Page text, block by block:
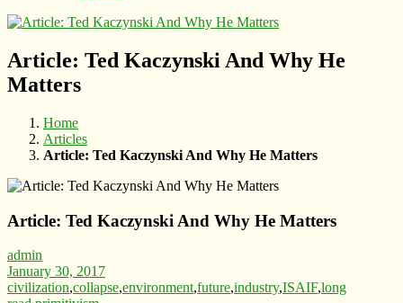
Article: Ted Kaczynski And Why He
Matters
Home
Articles
Article: Ted Kaczynski And Why He Matters
Article: Ted Kaczynski And Why He Matters
admin
January 30, 2017
civilization,collapse,environment,future,industry,ISAIF,long